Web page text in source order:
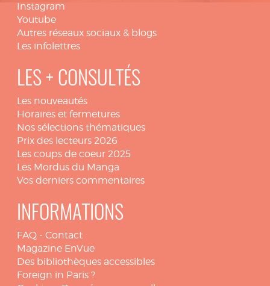
Instagram
Youtube
Autres réseaux sociaux & blogs
Les infolettres
LES + CONSULTÉS
Les nouveautés
Horaires et fermetures
Nos sélections thématiques
Prix des lecteurs 2026
Les coups de coeur 2025
Les Mordus du Manga
Vos derniers commentaires
INFORMATIONS
FAQ - Contact
Magazine EnVue
Des bibliothèques accessibles
Foreign in Paris ?